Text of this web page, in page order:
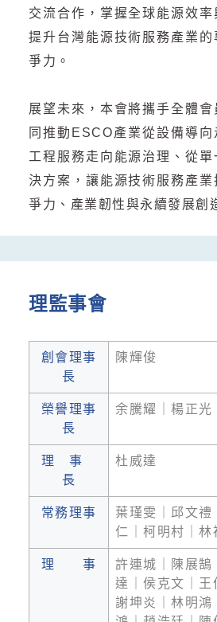
交流合作，掌握全球能源效率
提升台灣能源技術服務產業的
爭力。
展望未來，本會將攜手全體
同推動ESCO產業從設備導
工程服務走向能源治理、從
決方案，讓能源技術服務產
爭力、產業韌性與永續發展創
理監事會
創會理事
長
陳輝俊
榮譽理事
長
余騰耀｜楊正光
理 事
長
杜威達
常務理事
葉瑾雯｜邱文禮
仁｜柯明村｜林
理 事
許連城｜陳展鵠
達｜侯克文｜王
謝坤炎｜林明鴻